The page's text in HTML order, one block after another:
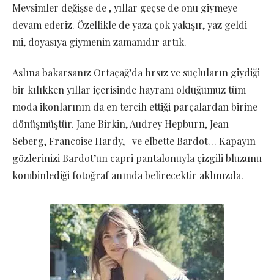
Mevsimler değişse de , yıllar geçse de onu giymeye
devam ederiz. Özellikle de yaza çok yakışır, yaz geldi
mi, doyasıya giymenin zamanıdır artık.
Aslına bakarsanız Ortaçağ’da hrsız ve suçluların giydiği
bir kılıkken yıllar içerisinde hayranı olduğumuz tüm
moda ikonlarının da en tercih ettiği parçalardan birine
dönüşmüştür. Jane Birkin, Audrey Hepburn, Jean
Seberg, Francoise Hardy, ve elbette Bardot… Kapayın
gözlerinizi Bardot’un capri pantalonuyla çizgili bluzunu
kombinlediği fotoğraf anında belirecektir aklınızda.